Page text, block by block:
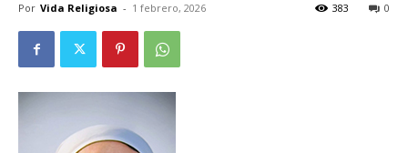
Por Vida Religiosa - 1 febrero, 2026 0
383